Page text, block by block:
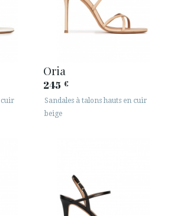
cuir
Oria
245 €
Sandales à talons hauts en cuir
beige